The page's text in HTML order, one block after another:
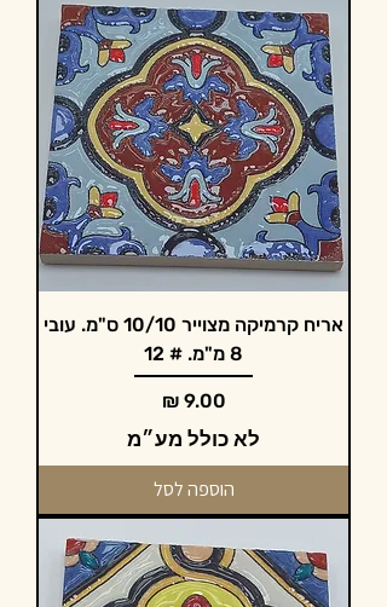
אריח קרמיקה מצוייר 10/10 ס"מ. עובי
8 מ"מ. # 12
מחיר
לא כולל מע״מ
הוספה לסל